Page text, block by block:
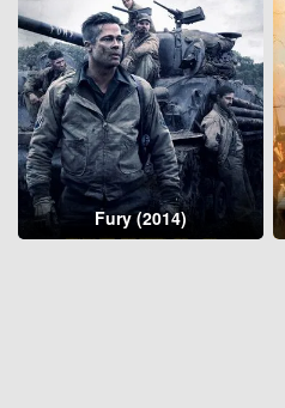
Fury (2014)